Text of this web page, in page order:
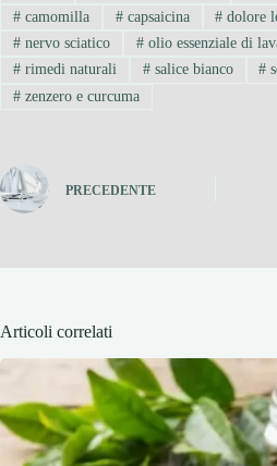
#camomilla #capsaicina # dolore
#nervo sciatico #olio essenziale di
#rimedi naturali #salice bianco #
#zenzero e curcuma
PRECEDENTE
Articoli correlati